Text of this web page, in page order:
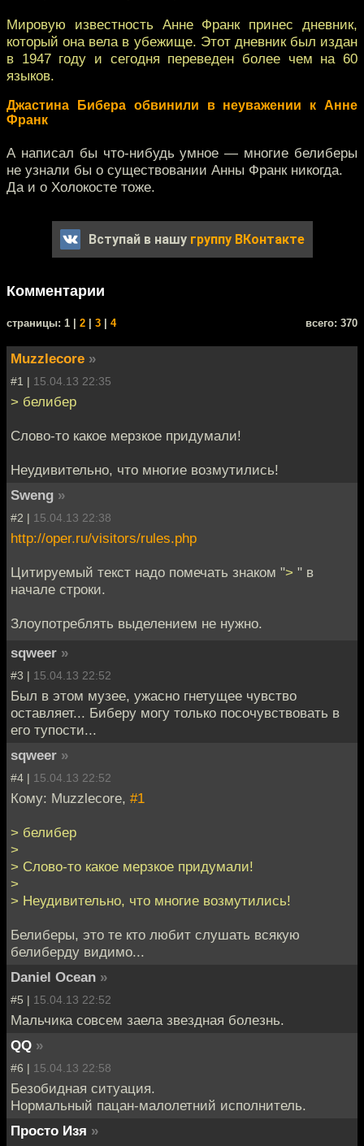
Мировую известность Анне Франк принес дневник,
который она вела в убежище. Этот дневник был издан
в 1947 году и сегодня переведен более чем на 60
языков.
Джастина Бибера обвинили в неуважении к Анне
Франк
А написал бы что-нибудь умное — многие белиберы
не узнали бы о существовании Анны Франк никогда.
Да и о Холокосте тоже.
Вступай в нашу группу ВКонтакте
Комментарии
cтраницы: 1 | 2 3 4 всего: 370
Muzzlecore »
#1 | 15.04.13 22:35
> белибер
Слово-то какое мерзкое придумали!
Неудивительно, что многие возмутились!
Sweng »
#2 | 15.04.13 22:38
http://oper.ru/visitors/rules.php
Цитируемый текст надо помечать знаком "> " в
начале строки.
Злоупотреблять выделением не нужно.
sqweer »
#3 | 15.04.13 22:52
Был в этом музее, ужасно гнетущее чувство
оставляет... Биберу могу только посочувствовать в
его тупости...
sqweer »
#4 | 15.04.13 22:52
Кому: Muzzlecore, #1
> белибер
>
> Слово-то какое мерзкое придумали!
>
> Неудивительно, что многие возмутились!
Белиберы, это те кто любит слушать всякую
белиберду видимо...
Daniel Ocean »
#5 | 15.04.13 22:52
Мальчика совсем заела звездная болезнь.
QQ »
#6 | 15.04.13 22:58
Безобидная ситуация.
Нормальный пацан-малолетний исполнитель.
Просто Изя »